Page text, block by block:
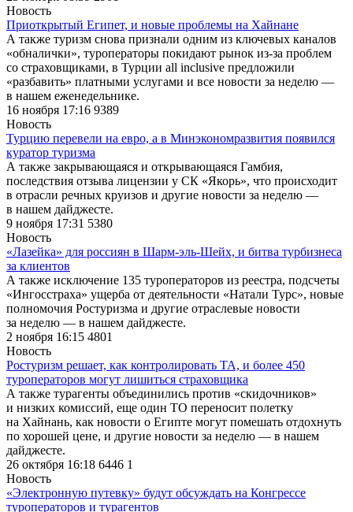
Новость
Приоткрытый Египет, и новые проблемы на Хайнане
А также туризм снова признали одним из ключевых каналов
«обналички», туроператоры покидают рынок из-за проблем
со страховщиками, в Турции all inclusive предложили
«разбавить» платными услугами и все новости за неделю —
в нашем еженедельнике.
16 ноября 17:16 9389
Новость
Турцию перевели на евро, а в Минэкономразвития появился
куратор туризма
А также закрывающаяся и открывающаяся Гамбия,
последствия отзыва лицензии у СК «Якорь», что происходит
в отрасли речных круизов и другие новости за неделю —
в нашем дайджесте.
9 ноября 17:31 5380
Новость
«Лазейка» для россиян в Шарм-эль-Шейх, и битва турбизнеса
за клиентов
А также исключение 135 туроператоров из реестра, подсчеты
«Ингосстраха» ущерба от деятельности «Натали Турс», новые
полномочия Ростуризма и другие отраслевые новости
за неделю — в нашем дайджесте.
2 ноября 16:15 4801
Новость
Ростуризм решает, как контролировать ТА, и более 450
туроператоров могут лишиться страховщика
А также турагенты объединились против «скидочников»
и низких комиссий, еще один ТО переносит полетку
на Хайнань, как новости о Египте могут помешать отдохнуть
по хорошей цене, и другие новости за неделю — в нашем
дайджесте.
26 октября 16:18 6446 1
Новость
«Электронную путевку» будут обсуждать на Конгрессе
туроператоров и турагентов